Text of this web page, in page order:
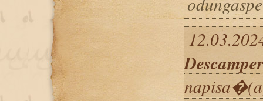
Descamper